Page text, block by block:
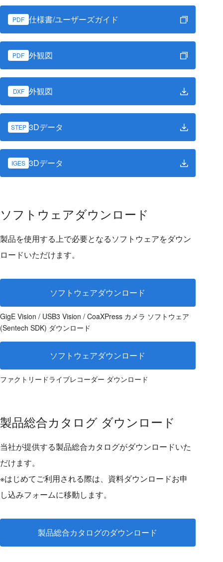
PDF 仕様書/ユーザーズガイド
PDF 外観図
DXF 外観図
STEP 3Dデータ
IGES 3Dデータ
ソフトウェアダウンロード
製品を使用する上で必要となるソフトウェアをダウン
ロードいただけます。
ソフトウェアダウンロード
GigE Vision / USB3 Vision / CoaXPress カメラ ソフトウェア
(Sentech SDK) ダウンロード
ソフトウェアダウンロード
ファクトリードライブレコーダー ダウンロード
製品総合カタログ ダウンロード
当社が提供する製品総合カタログがダウンロードいた
だけます。
※はじめてご利用される際は、資料ダウンロードお申
し込みフォームに移動します。
製品総合カタログのダウンロード